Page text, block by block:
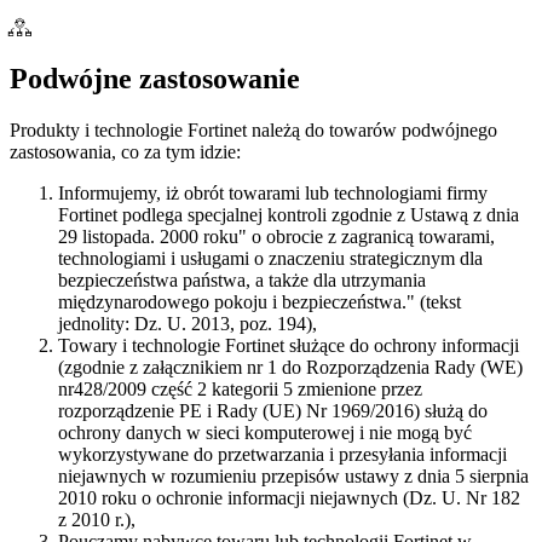
Podwójne zastosowanie
Produkty i technologie Fortinet należą do towarów podwójnego
zastosowania, co za tym idzie:
Informujemy, iż obrót towarami lub technologiami firmy
Fortinet podlega specjalnej kontroli zgodnie z Ustawą z dnia
29 listopada. 2000 roku" o obrocie z zagranicą towarami,
technologiami i usługami o znaczeniu strategicznym dla
bezpieczeństwa państwa, a także dla utrzymania
międzynarodowego pokoju i bezpieczeństwa." (tekst
jednolity: Dz. U. 2013, poz. 194),
Towary i technologie Fortinet służące do ochrony informacji
(zgodnie z załącznikiem nr 1 do Rozporządzenia Rady (WE)
nr428/2009 część 2 kategorii 5 zmienione przez
rozporządzenie PE i Rady (UE) Nr 1969/2016) służą do
ochrony danych w sieci komputerowej i nie mogą być
wykorzystywane do przetwarzania i przesyłania informacji
niejawnych w rozumieniu przepisów ustawy z dnia 5 sierpnia
2010 roku o ochronie informacji niejawnych (Dz. U. Nr 182
z 2010 r.),